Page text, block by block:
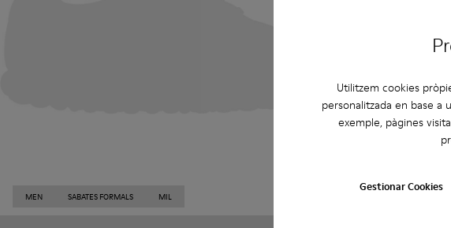
Utilitzem cookies
personalitzada en base a
exemple, pàgines
Gestionar Cookies
MEN SABATES FORMALS MIL